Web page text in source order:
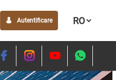
Autentificare